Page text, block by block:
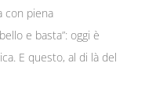
con piena
e basta”: oggi è
E questo, al di là del